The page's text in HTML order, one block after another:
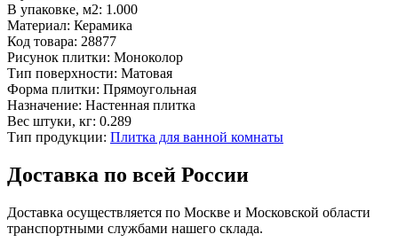
В упаковке, м2: 1.000
Материал: Керамика
Код товара: 28877
Рисунок плитки: Моноколор
Тип поверхности: Матовая
Форма плитки: Прямоугольная
Назначение: Настенная плитка
Вес штуки, кг: 0.289
Тип продукции: Плитка для ванной комнаты
Доставка по всей России
Доставка осуществляется по Москве и Московской области
транспортными службами нашего склада.